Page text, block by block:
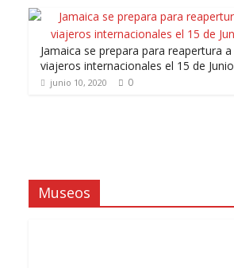
Jamaica se prepara para reapertura a
viajeros internacionales el 15 de Junio
junio 10, 2020 0
Museos